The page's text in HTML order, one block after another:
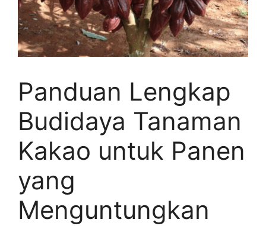
Panduan Lengkap
Budidaya Tanaman
Kakao untuk Panen
yang
Menguntungkan